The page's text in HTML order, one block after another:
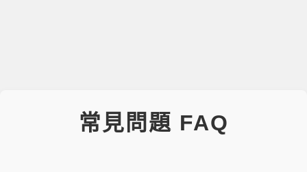
常見問題 FAQ